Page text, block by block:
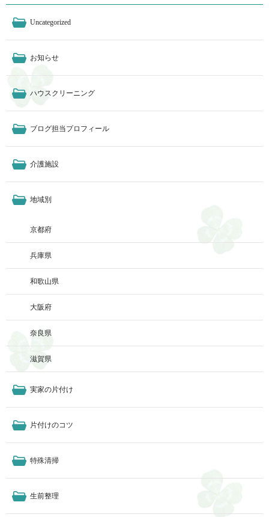
Uncategorized
お知らせ
ハウスクリーニング
ブログ担当プロフィール
介護施設
地域別
京都府
兵庫県
和歌山県
大阪府
奈良県
滋賀県
実家の片付け
片付けのコツ
特殊清掃
生前整理